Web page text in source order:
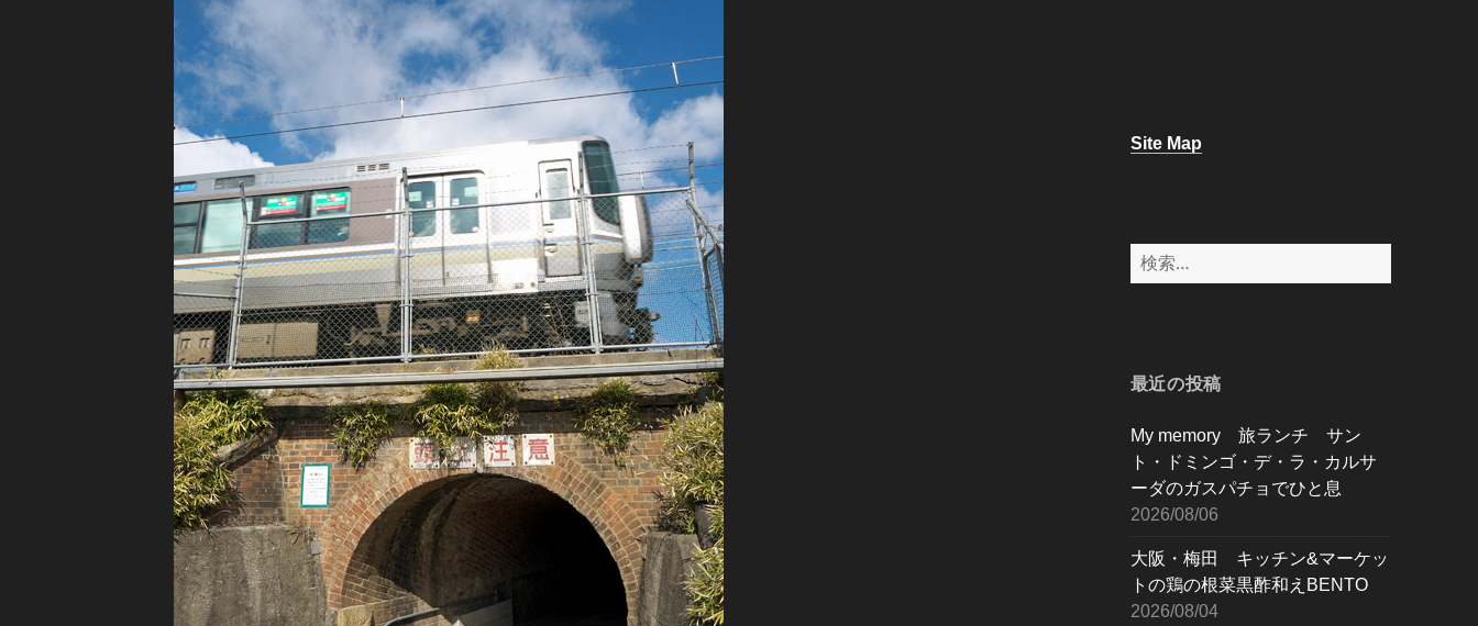
Site Map
検
索:
最近の投稿
My memory 旅ランチ サン
ト・ドミンゴ・デ・ラ・カルサ
ーダのガスパチョでひと息
2026/08/06
大阪・梅田 キッチン&マーケッ
トの鶏の根菜黒酢和えBENTO
2026/08/04